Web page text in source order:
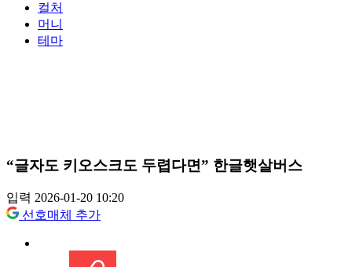
컬처
머니
테마
“글자도 키오스크도 두렵다면” 한글햇살버스
입력 2026-01-20 10:20
선호매체 추가